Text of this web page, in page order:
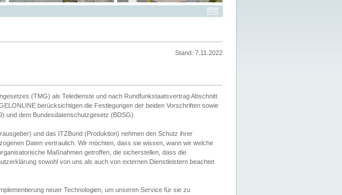
Stand: 7.11.2022
(TMG) als Teledienste und nach Rundfunkstaatsvertrag Abschnitt
berücksichtigen die Festlegungen der beiden Vorschriften sowie
und dem Bundesdatenschutzgesetz (BDSG).
und das ITZBund (Produktion) nehmen den Schutz ihrer
Daten vertraulich. Wir möchten, dass sie wissen, wann wir welche
Maßnahmen getroffen, die sicherstellen, dass die
sowohl von uns als auch von externen Dienstleistern beachtet
neuer Technologien, um unseren Service für sie zu